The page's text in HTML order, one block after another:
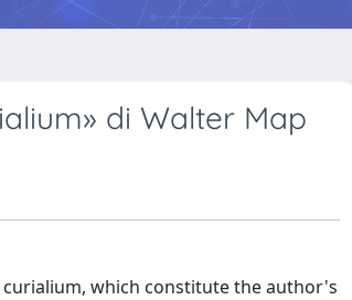
di Walter Map
which constitute the author's